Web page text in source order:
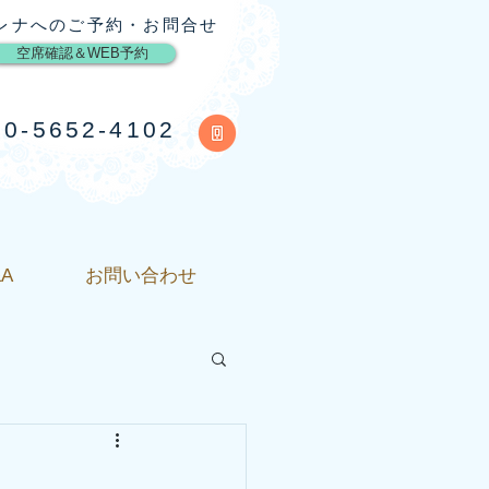
ナへのご予約・お問合せ
空席確認＆WEB予約
5652-4102
お問い合わせ